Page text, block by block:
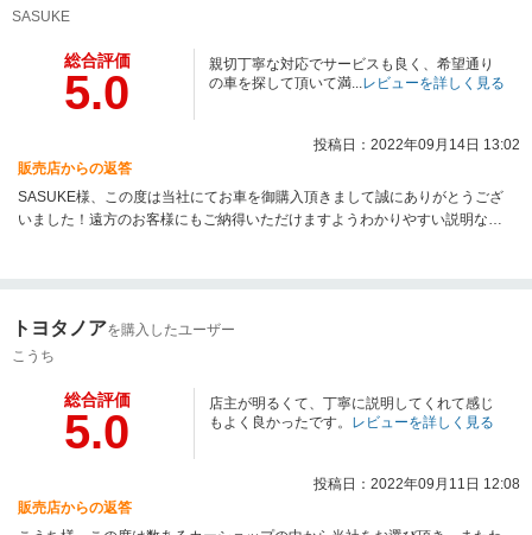
SASUKE
総合評価
5.0
親切丁寧な対応でサービスも良く、希望通り
の車を探して頂いて満...レビューを詳しく見る
投稿日：2022年09月14日 13:02
販売店からの返答
SASUKE様、この度は当社にてお車を御購入頂きまして誠にありがとうござ
いました！遠方のお客様にもご納得いただけますようわかりやすい説明など
ともよろしくお願い致します！今後ともどうぞよろしくお願いします！大変
トヨタノアを購入したユーザー
こうち
総合評価
5.0
店主が明るくて、丁寧に説明してくれて感じ
もよく良かったです。 レビューを詳しく見る
投稿日：2022年09月11日 12:08
販売店からの返答